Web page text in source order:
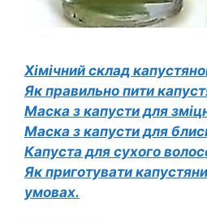
Хімічний склад
Як правильно пити
Маска з капусти для
Маска з капусти для
Капуста для сухого
Як приготувати
умовах.